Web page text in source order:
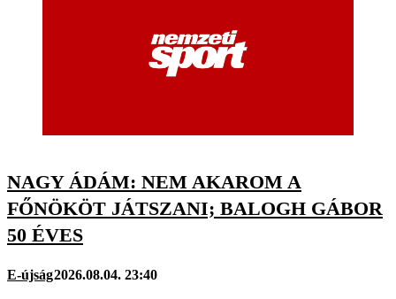
NAGY ÁDÁM: NEM AKAROM A
FŐNÖKÖT JÁTSZANI; BALOGH GÁBOR
50 ÉVES
E-újság2026.08.04. 23:40